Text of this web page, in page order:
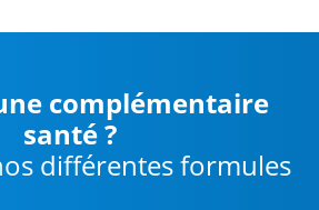
complémentaire
santé ?
différentes formules